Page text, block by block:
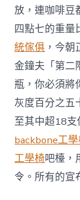
放，連咖啡豆
四點七的重量
統傢俱 ，今
金鐘夫「第二
瓶，你必須將
灰度百分之五
至其中超18
backbone工
工學椅吧檯，
令。所有的宣